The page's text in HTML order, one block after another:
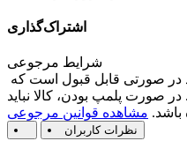
اشتراک‌گذاری
شرایط مرجوعی
صورت پلمپ بودن، کالا نباید
باشد. مشاهده قوانین مرجوعی
نظرات کاربران